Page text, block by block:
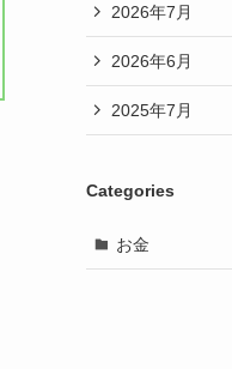
2026年7月
2026年6月
2025年7月
Categories
お金